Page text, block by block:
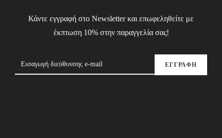
Κάντε εγγραφή στο Newsletter και επωφεληθείτε με
έκπτωση 10% στην παραγγελία σας!
ΕΓΓΡΑΦΗ